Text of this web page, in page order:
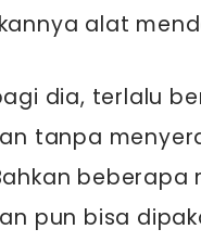
alat
dia, terlalu
tanpa
beberapa
pun bisa